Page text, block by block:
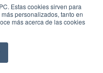
Estas cookies sirven para
personalizados, tanto en
más acerca de las cookies